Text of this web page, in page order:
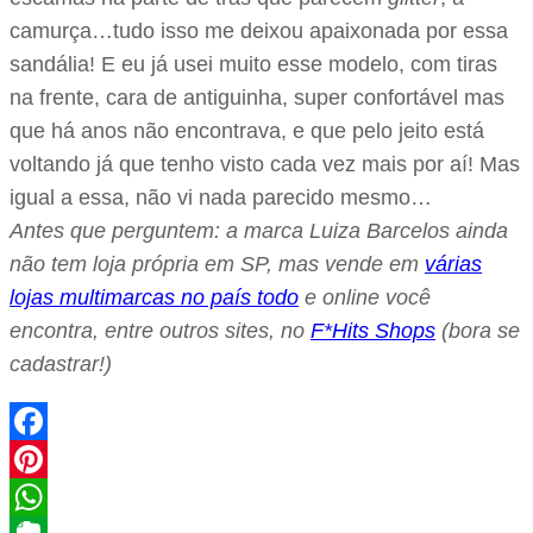
camurça…tudo isso me deixou apaixonada por essa
sandália! E eu já usei muito esse modelo, com tiras
na frente, cara de antiguinha, super confortável mas
que há anos não encontrava, e que pelo jeito está
voltando já que tenho visto cada vez mais por aí! Mas
igual a essa, não vi nada parecido mesmo…
Antes que perguntem: a marca Luiza Barcelos ainda
não tem loja própria em SP, mas vende em várias
lojas multimarcas no país todo e online você
encontra, entre outros sites, no F*Hits Shops (bora se
cadastrar!)
Facebook
Pinterest